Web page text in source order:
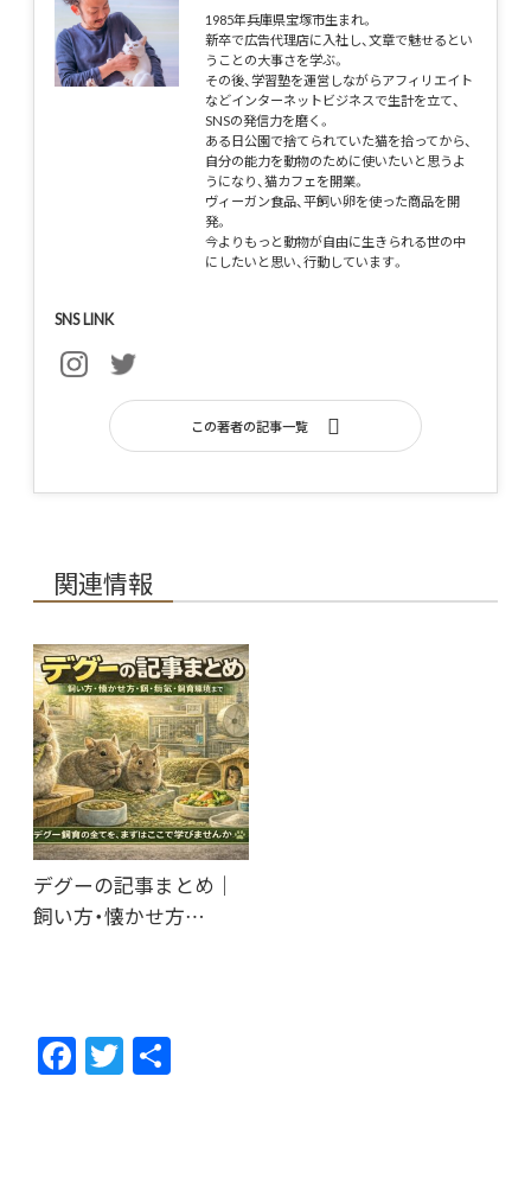
1985年兵庫県宝塚市生まれ。
新卒で広告代理店に入社し、文章で魅せるとい
うことの大事さを学ぶ。
その後、学習塾を運営しながらアフィリエイト
などインターネットビジネスで生計を立て、
SNSの発信力を磨く。
ある日公園で捨てられていた猫を拾ってから、
自分の能力を動物のために使いたいと思うよ
うになり、猫カフェを開業。
ヴィーガン食品、平飼い卵を使った商品を開
発。
今よりもっと動物が自由に生きられる世の中
にしたいと思い、行動しています。
SNS LINK
この著者の記事一覧
関連情報
デグーの記事まとめ｜
飼い方・懐かせ方…
F
ac
T
w